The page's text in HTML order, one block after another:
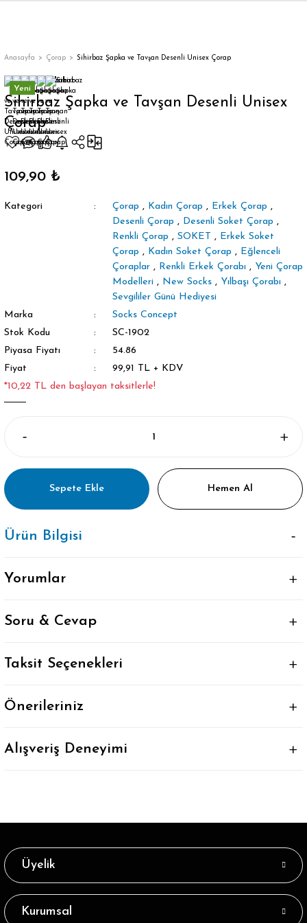
Anasayfa Çorap Sihirbaz Şapka ve Tavşan Desenli Unisex Çorap
Yeni
Sihirbaz Şapka ve Tavşan Desenli Unisex
Çorap
109,90 ₺
Kategori Çorap , Kadın Çorap , Erkek Çorap ,
Desenli Çorap , Desenli Soket Çorap ,
Renkli Çorap , SOKET , Erkek Soket
Çorap , Kadın Soket Çorap , Eğlenceli
Çoraplar , Renkli Erkek Çorabı , Yeni Çorap
Modelleri , New Socks , Yılbaşı Çorabı ,
Sevgililer Günü Hediyesi
Marka
Socks Concept
Stok Kodu
SC-1902
Piyasa Fiyatı
54.86
Fiyat
99,91 TL + KDV
*10,22 TL den başlayan taksitlerle!
Sepete Ekle Hemen Al
Ürün Bilgisi
Yorumlar
Soru & Cevap
Taksit Seçenekleri
Önerileriniz
Alışveriş Deneyimi
Üyelik
Kurumsal